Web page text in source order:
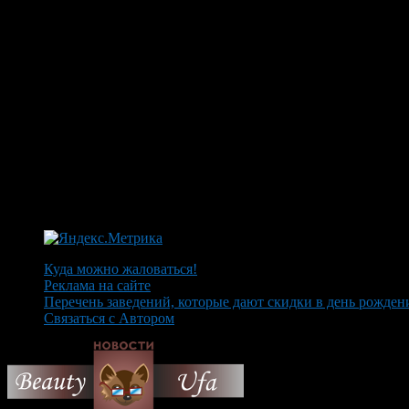
Куда можно жаловаться!
Реклама на сайте
Перечень заведений, которые дают скидки в день
Связаться с Автором